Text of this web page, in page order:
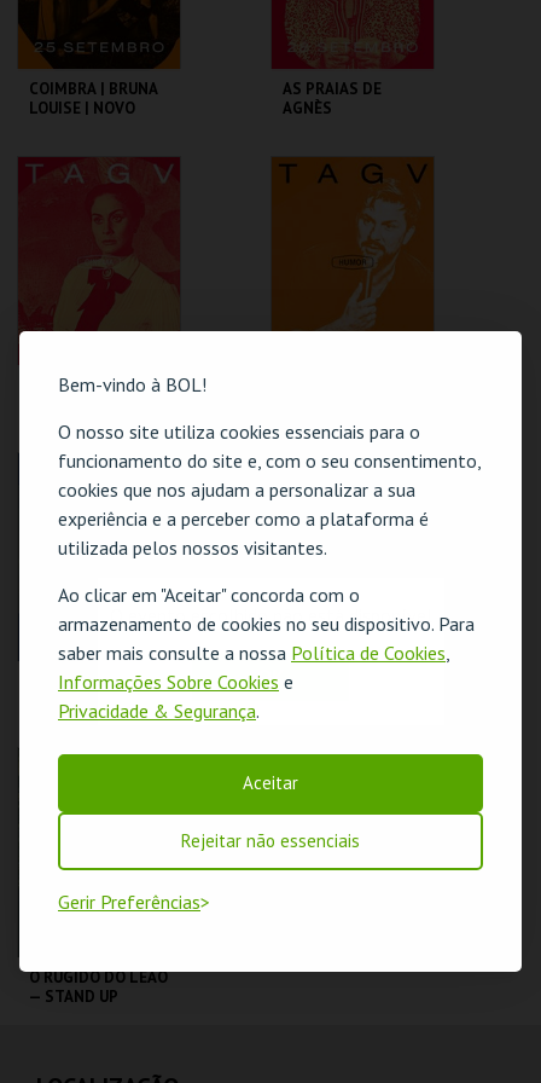
Bem-vindo à BOL!
O nosso site utiliza cookies essenciais para o
funcionamento do site e, com o seu consentimento,
cookies que nos ajudam a personalizar a sua
experiência e a perceber como a plataforma é
utilizada pelos nossos visitantes.
Ao clicar em "Aceitar" concorda com o
armazenamento de cookies no seu dispositivo. Para
saber mais consulte a nossa Política de Cookies,
Informações Sobre Cookies e
Privacidade & Segurança.
Aceitar
Rejeitar não essenciais
Gerir Preferências
COIMBRA | BRUNA
LOUISE | NOVO
TAGV
COMPRAR
AS PRAIAS DE
AGNÈS
TAGV
MAIS INFO
COMPRAR
SENTIMENTO
TAGV
MAIS INFO
COMPRAR
ENTRE NÓS
TAGV
COMPRAR
DIOGO BATÁGUAS |
OPTIMISTA
CÉPTICO
TAGV
COIMBRA |
TAGV
MAIS INFO
O RUGIDO DO LEÃO
— STAND UP
O evento escolhido não está disponível
OK